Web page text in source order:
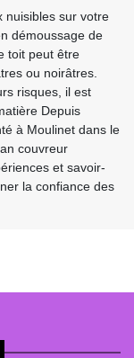
nuisibles sur votre
démoussage de
toit peut être
ou noirâtres.
risques, il est
Depuis
à Moulinet dans le
couvreur
et savoir-
la confiance des